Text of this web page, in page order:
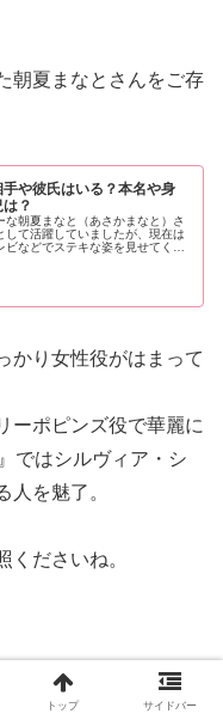
朝夏まなとさんをご存
や彼氏はいる？本名や身
？
な朝夏まなと（あさかまなと）さ
して活躍していましたが、現在は
ビなどでステキな姿を見せてくれ
かり女性役がはまって
ーポピンズ役で華麗に
ではシルヴィア・シ
人を魅了。
くださいね。
トップ サイドバー